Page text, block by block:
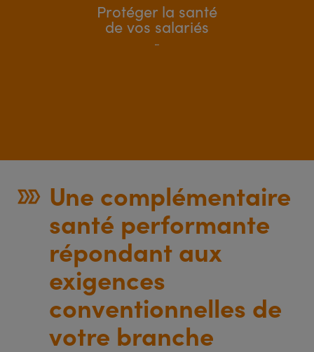
Protéger la santé
de vos salariés
Une complémentaire
santé performante
répondant aux
exigences
conventionnelles de
votre branche